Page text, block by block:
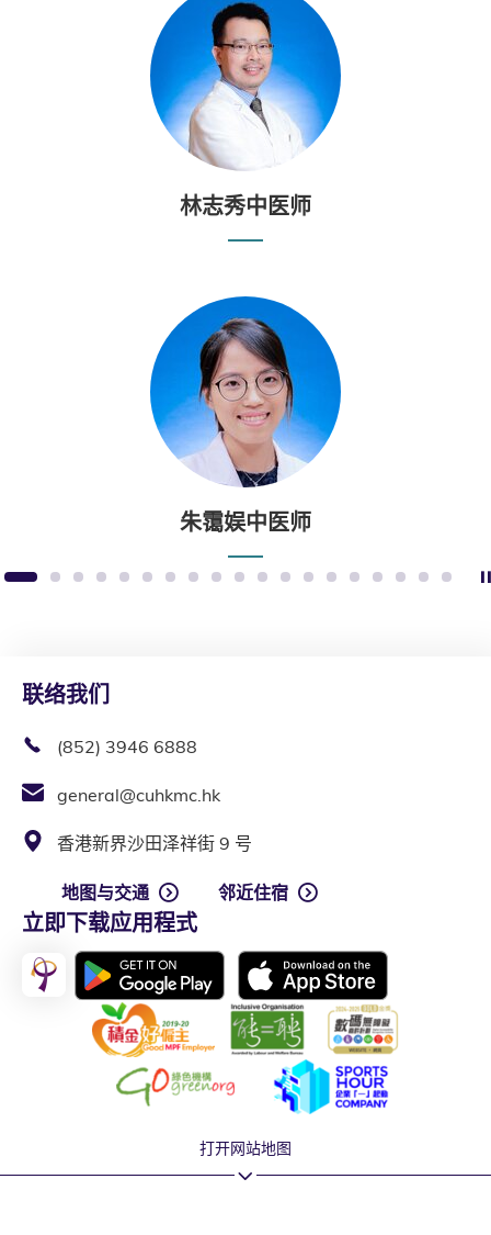
林志秀中医师
朱霭娱中医师
1 2 3 4 5 6 7 8 9 10 11 12 13 14 15 16 17 18 19
联络我们
(852) 3946 6888
general@cuhkmc.hk
香港新界沙田泽祥街 9 号
地图与交通 邻近住宿
立即下载应用程式
打开网站地图